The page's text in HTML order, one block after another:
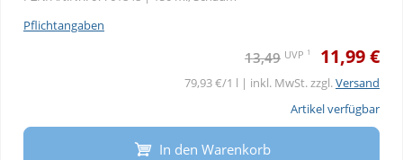
Pflichtangaben
13,49 UVP 1 11,99 €
79,93 €/1 l | inkl. MwSt. zzgl.Versand
Artikel verfügbar
In den Warenkorb